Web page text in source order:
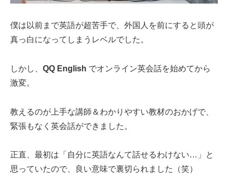
僕は以前まで英語が超苦手で、外国人を前にすると頭が
真っ白になってしまうレベルでした。
しかし、 QQ English でオンライン英会話を始めてから
激変。
教えるのが上手な講師＆わかりやすい教材のおかげで、
緊張もなく英会話ができました。
正直、最初は「自分に英語なんて話せるわけない…」と
思っていたので、良い意味で裏切られました（笑）